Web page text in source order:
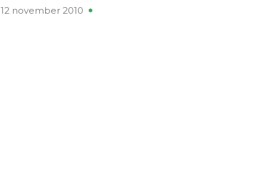
12 november 2010